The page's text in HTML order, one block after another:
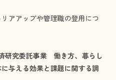
アアップや管理職の登用につ
研究委託事業 働き方、暮らし
与える効果と課題に関する調